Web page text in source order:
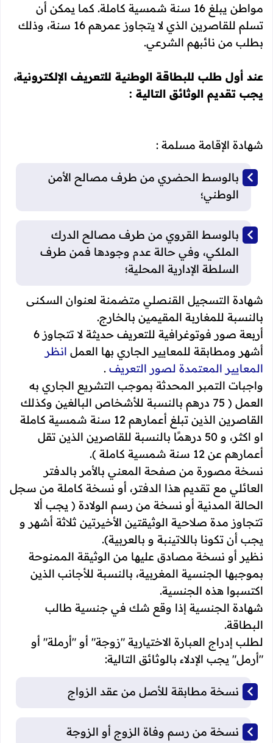
مواطن يبلغ 16 سنة شمسية كاملة. كما يمكن أن
تسلم للقاصرين الذي لا يتجاوز عمرهم 16 سنة، وذلك
بطلب من نائبهم الشرعي.
عند أول طلب للبطاقة الوطنية للتعريف الإلكترونية،
يجب تقديم الوثائق التالية :
شهادة الإقامة مسلمة :
بالوسط الحضري من طرف مصالح الأمن
الوطني؛
بالوسط القروي من طرف مصالح الدرك
الملكي، وفي حالة عدم وجودها فمن طرف
السلطة الإدارية المحلية؛
شهادة التسجيل القنصلي متضمنة لعنوان السكنى
بالنسبة للمغاربة المقيمين بالخارج.
أربعة صور فوتوغرافية للتعريف حديثة لا تتجاوز 6
أشهر ومطابقة للمعايير الجاري بها العمل انظر
المعايير المعتمدة لصور التعريف .
واجبات التمبر المحدثة بموجب التشريع الجاري به
العمل ( 75 درهم بالنسبة للأشخاص البالغين وكذلك
القاصرين الذين تبلغ أعمارهم 12 سنة شمسية كاملة
او اكثر، و 50 درهمًا بالنسبة للقاصرين الذين تقل
أعمارهم عن 12 سنة شمسية كاملة ).
نسخة مصورة من صفحة المعني بالأمر بالدفتر
العائلي مع تقديم هذا الدفتر، أو نسخة كاملة من سجل
الحالة المدنية أو نسخة من رسم الولادة ( يجب ألا
تتجاوز مدة صلاحية الوثيقتين الأخيرتين ثلاثة أشهر و
يجب أن تكونا باللاتينبة و بالعربية).
نظير أو نسخة مصادق عليها من الوثيقة الممنوحة
بموجبها الجنسية المغربية، بالنسبة للأجانب الذين
اكتسبوا هذه الجنسية.
شهادة الجنسية إذا وقع شك في جنسية طالب
البطاقة.
لطلب إدراج العبارة الاختيارية "زوجة" أو "أرملة" أو
"أرمل" يجب الإدلاء بالوثائق التالية:
نسخة مطابقة للأصل من عقد الزواج
نسخة من رسم وفاة الزوج أو الزوجة